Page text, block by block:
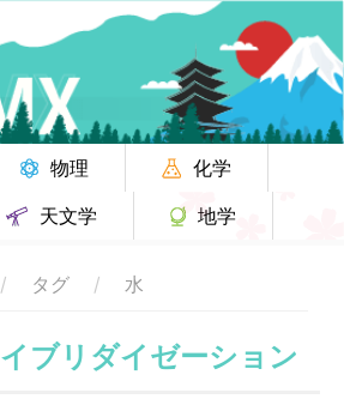
物理
化学
天文学 地学
タグ 水
ブリダイゼーション